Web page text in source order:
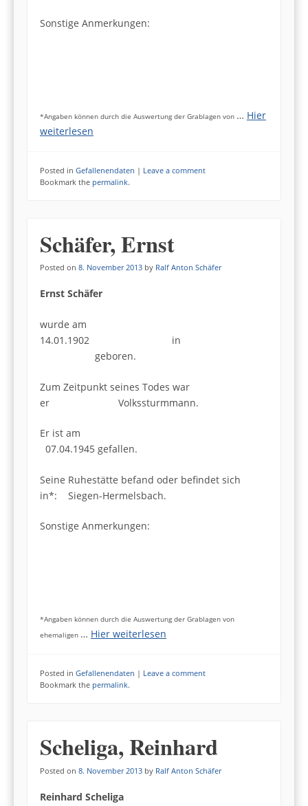
Sonstige Anmerkungen:
*Angaben können durch die Auswertung der Grablagen von … Hier
weiterlesen
Posted in Gefallenendaten | Leave a comment
Bookmark the permalink.
Schäfer, Ernst
Posted on 8. November 2013 by Ralf Anton Schäfer
Ernst Schäfer
wurde am
14.01.1902 in
geboren.
Zum Zeitpunkt seines Todes war
er Volkssturmmann.
Er ist am
07.04.1945 gefallen.
Seine Ruhestätte befand oder befindet sich
in*: Siegen-Hermelsbach.
Sonstige Anmerkungen:
*Angaben können durch die Auswertung der Grablagen von
ehemaligen … Hier weiterlesen
Posted in Gefallenendaten | Leave a comment
Bookmark the permalink.
Scheliga, Reinhard
Posted on 8. November 2013 by Ralf Anton Schäfer
Reinhard Scheliga